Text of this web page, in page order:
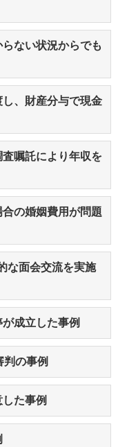
ない状況からでも
、財産分与で現金
嘱託により年収を
の婚姻費用が問題
な面会交流を実施
成立した事例
の事例
た事例